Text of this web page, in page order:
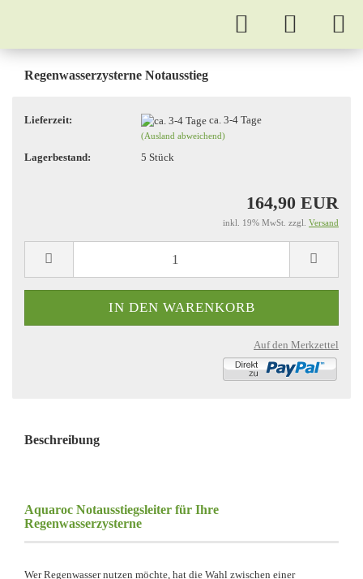
Regenwasserzysterne Notausstieg
Lieferzeit: ca. 3-4 Tage
(Ausland abweichend)
Lagerbestand: 5Stück
164,90 EUR
inkl. 19% MwSt. zzgl. Versand
Auf den Merkzettel
Beschreibung
Aquaroc Notausstiegsleiter für Ihre
Regenwasserzysterne
Wer Regenwasser nutzen möchte, hat die Wahl zwischen einer